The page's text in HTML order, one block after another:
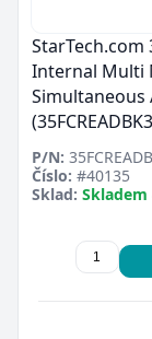
StarTech.com
Internal Multi
Simultaneous
P/N:
Číslo: #40135
Sklad: Skladem